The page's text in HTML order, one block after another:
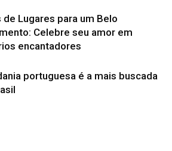
de Lugares para um Belo
Celebre seu amor em
encantadores
portuguesa é a mais buscada